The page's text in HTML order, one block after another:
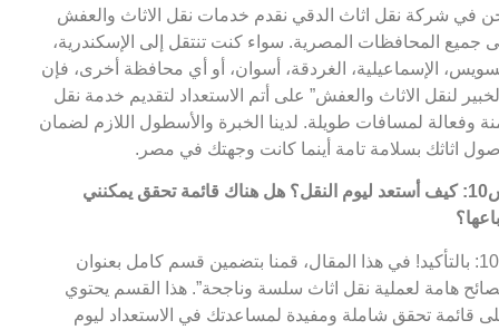
في شركة نقل اثاث الدقي نقدم خدمات نقل الاثاث والعفش
جميع المحافظات المصرية. سواء كنت تنتقل إلى الإسكندرية،
الإسماعيلية، الغردقة، أسوان، أو أي محافظة أخرى، فإن
لنقل الاثاث والعفش” على أتم الاستعداد لتقديم خدمة نقل
وفعالة لمسافات طويلة. لدينا الخبرة والأسطول اللازم لضمان
اثاثك بسلامة تامة أينما كانت وجهتك في مصر.
س10: كيف أستعد ليوم النقل؟ هل هناك قائمة تحقق يمكنني
ج10: بالتأكيد! في هذا المقال، قمنا بتضمين قسم كامل بعنوان
هامة لعملية نقل اثاث سلسة وناجحة”. هذا القسم يحتوي
قائمة تحقق شاملة ومفيدة لمساعدتك في الاستعداد ليوم